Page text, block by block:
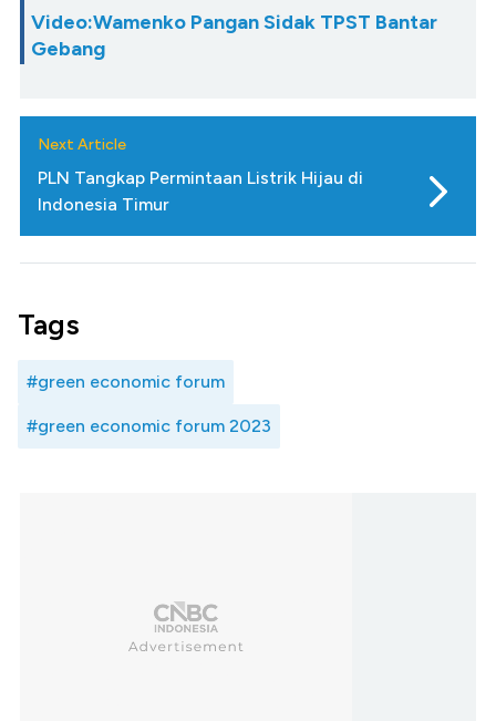
Video:Wamenko Pangan Sidak TPST Bantar
Gebang
Next Article
PLN Tangkap Permintaan Listrik Hijau di
Indonesia Timur
Tags
#green economic forum
#green economic forum 2023